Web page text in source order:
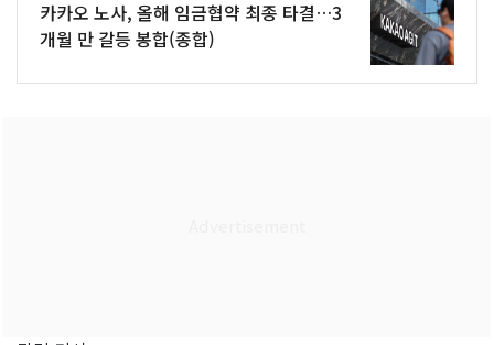
카카오 노사, 올해 임금협약 최종 타결…3
개월 만 갈등 봉합(종합)